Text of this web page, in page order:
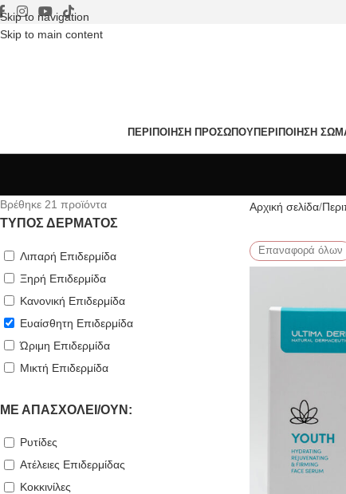
Skip to navigation
Skip to main content
ΠΕΡΙΠΟΊΗΣΗ ΠΡΟΣΏΠΟΥΠΕΡΙΠΟΊΗΣΗ
Βρέθηκε 21 προϊόντα
ΤΎΠΟΣ ΔΈΡΜΑΤΟΣ
Λιπαρή Επιδερμίδα
Ξηρή Επιδερμίδα
Κανονική Επιδερμίδα
Ευαίσθητη Επιδερμίδα
Ώριμη Επιδερμίδα
Μικτή Επιδερμίδα
ΜΕ ΑΠΑΣΧΟΛΕΊ/ΟΎΝ:
Ρυτίδες
Ατέλειες Επιδερμίδας
Κοκκινίλες
Αρχική σελίδα
Επαναφορά όλων